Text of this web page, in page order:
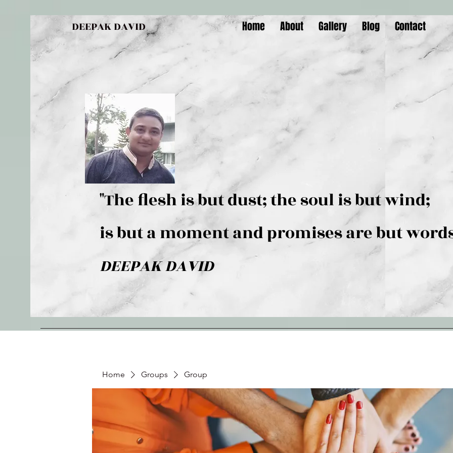
DEEPAK DAVID Home About Gallery Blog Contact
"The flesh is but dust; the
is but a moment and promises are but
DEEPAK DAVID
Home Groups Group